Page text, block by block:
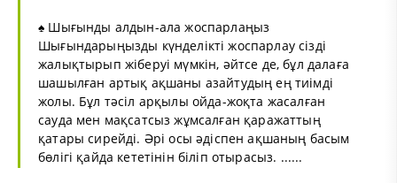
♠ Шығынды алдын-ала жоспарлаңыз
Шығындарыңызды күнделікті жоспарлау сізді
жалықтырып жіберуі мүмкін, әйтсе де, бұл далаға
шашылған артық ақшаны азайтудың ең тиімді
жолы. Бұл тәсіл арқылы ойда-жоқта жасалған
сауда мен мақсатсыз жұмсалған қаражаттың
қатары сирейді. Әрі осы әдіспен ақшаның басым
бөлігі қайда кететінін біліп отырасыз. ......